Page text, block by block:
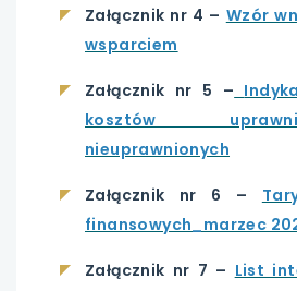
Załącznik nr 4 – Wzór
wsparciem
Załącznik nr 5 –
kosztów
nieuprawnionych
Załącznik nr 6 –
finansowych_marzec
Załącznik nr 7 – List